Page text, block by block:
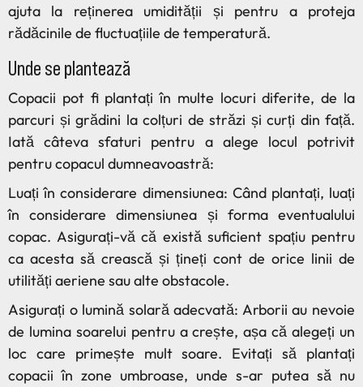
ajuta la reținerea umidității și pentru a proteja
rădăcinile de fluctuațiile de temperatură.
Unde se plantează
Copacii pot fi plantați în multe locuri diferite, de la
parcuri și grădini la colțuri de străzi și curți din față.
Iată câteva sfaturi pentru a alege locul potrivit
pentru copacul dumneavoastră:
Luați în considerare dimensiunea: Când plantați, luați
în considerare dimensiunea și forma eventualului
copac. Asigurați-vă că există suficient spațiu pentru
ca acesta să crească și țineți cont de orice linii de
utilități aeriene sau alte obstacole.
Asigurați o lumină solară adecvată: Arborii au nevoie
de lumina soarelui pentru a crește, așa că alegeți un
loc care primește mult soare. Evitați să plantați
copacii în zone umbroase, unde s-ar putea să nu